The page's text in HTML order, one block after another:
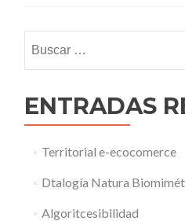
ENTRADAS
Territorial e-ecocomerce
Dtalogía Natura
Algoritcesibilidad